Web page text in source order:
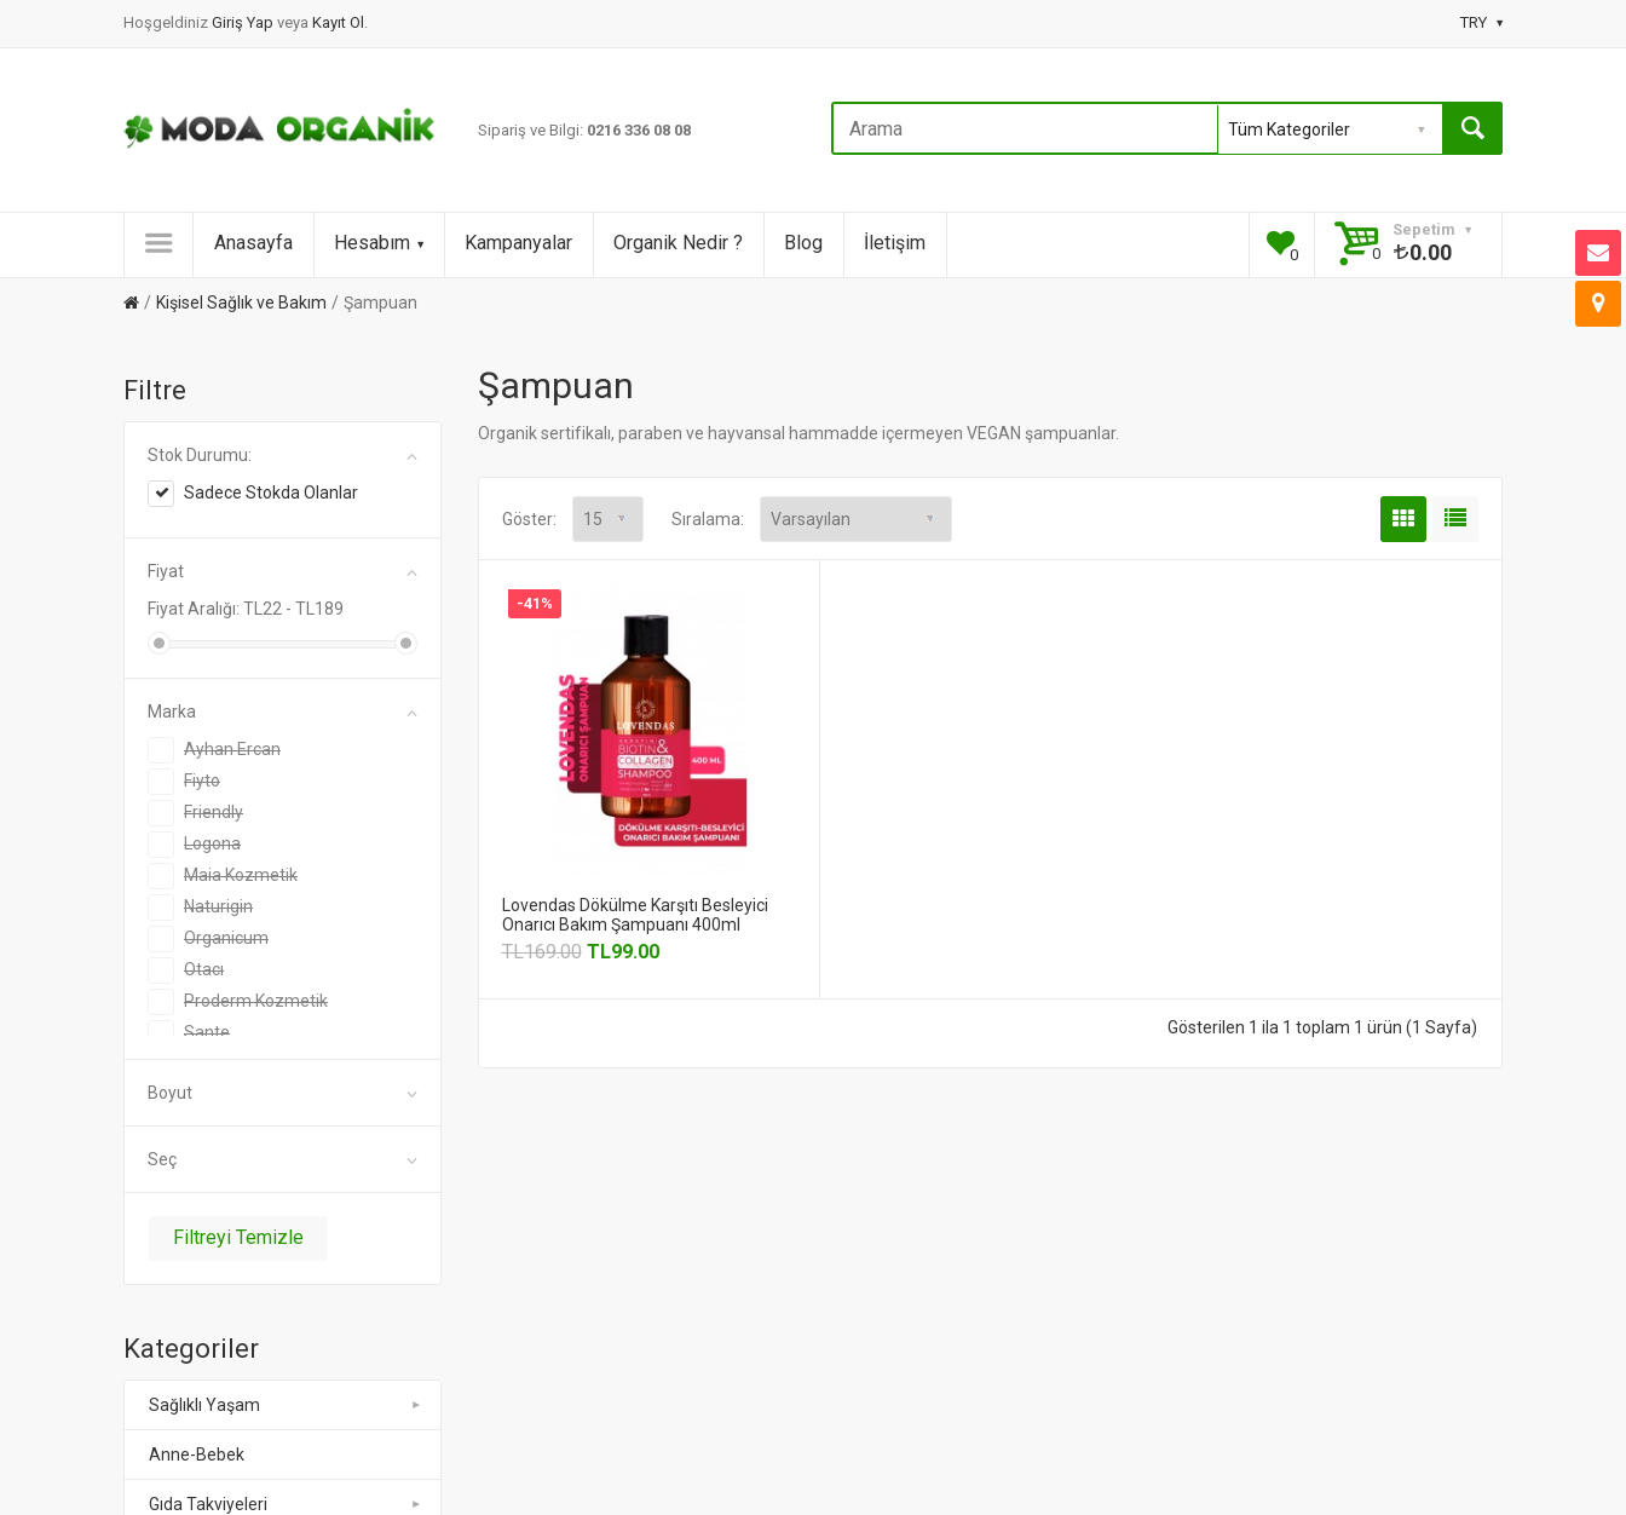
Hoşgeldiniz Giriş Yap veya Kayıt Ol . TRY
Sipariş ve Bilgi: 0216 336 08 08
Anasayfa Hesabım Kampanyalar Organik Nedir ? Blog İletişim
0
Sepetim
0
0.00
Kişisel Sağlık ve Bakım Şampuan
Filtre
Stok Durumu:
Sadece Stokda Olanlar
Fiyat
Fiyat Aralığı: TL 22 - TL 189
Marka
Ayhan Ercan
Fiyto
Friendly
Logona
Maia Kozmetik
Naturigin
Organicum
Otacı
Proderm Kozmetik
Sante
Urtekram
Boyut
Seç
Filtreyi Temizle
Kategoriler
Sağlıklı Yaşam
Anne-Bebek
Gıda Takviyeleri
Şampuan
Organik sertifikalı, paraben ve hayvansal hammadde içermeyen VEGAN şampuanlar.
Göster: Sıralama:
-41%
Lovendas Dökülme Karşıtı Besleyici
Onarıcı Bakım Şampuanı 400ml
TL169.00 TL99.00
Gösterilen 1 ila 1 toplam 1 ürün (1 Sayfa)